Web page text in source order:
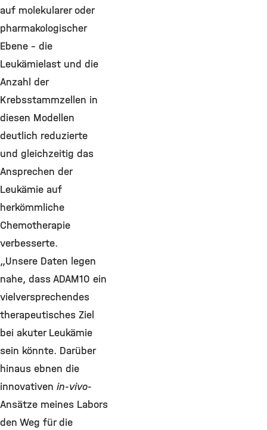
auf molekularer oder
pharmakologischer
Ebene – die
Leukämielast und die
Anzahl der
Krebsstammzellen in
diesen Modellen
deutlich reduzierte
und gleichzeitig das
Ansprechen der
Leukämie auf
herkömmliche
Chemotherapie
verbesserte.
„Unsere Daten legen
nahe, dass ADAM10 ein
vielversprechendes
therapeutisches Ziel
bei akuter Leukämie
sein könnte. Darüber
hinaus ebnen die
innovativen in-vivo-
Ansätze meines Labors
den Weg für die